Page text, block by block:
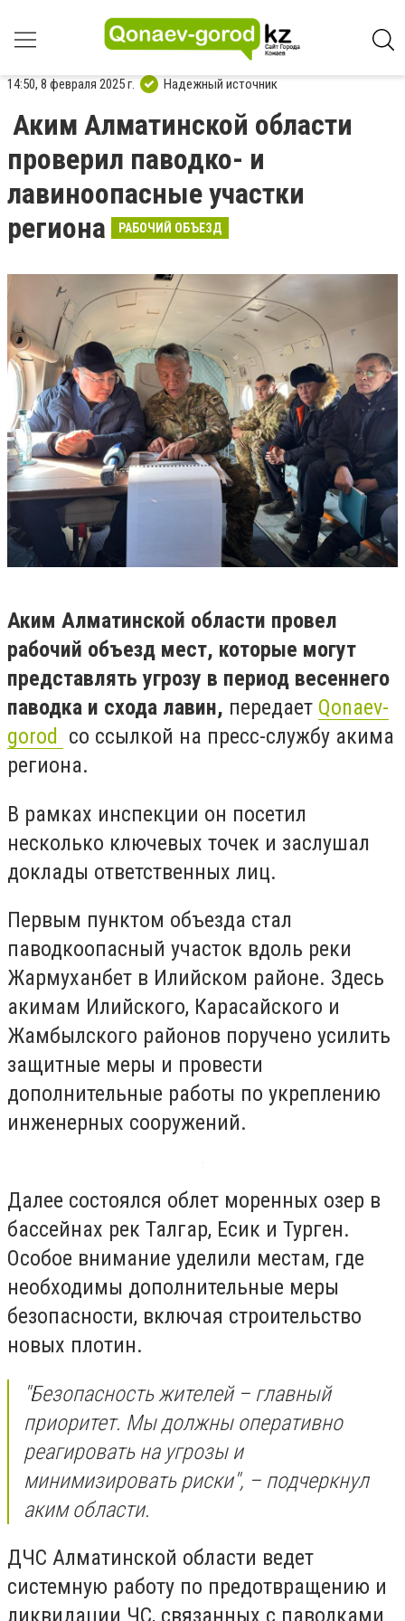
14:50, 8 февраля 2025 г. Надежный источник
Аким Алматинской области
проверил паводко- и
лавиноопасные участки
региона
РАБОЧИЙ ОБЪЕЗД
Аким Алматинской области провел
рабочий объезд мест, которые могут
представлять угрозу в период весеннего
паводка и схода лавин, передает Qonaev-
gorod со ссылкой на пресс-службу акима
региона.
В рамках инспекции он посетил
несколько ключевых точек и заслушал
доклады ответственных лиц.
Первым пунктом объезда стал
паводкоопасный участок вдоль реки
Жармуханбет в Илийском районе. Здесь
акимам Илийского, Карасайского и
Жамбылского районов поручено усилить
защитные меры и провести
дополнительные работы по укреплению
инженерных сооружений.
Далее состоялся облет моренных озер в
бассейнах рек Талгар, Есик и Турген.
Особое внимание уделили местам, где
необходимы дополнительные меры
безопасности, включая строительство
новых плотин.
"Безопасность жителей – главный
приоритет. Мы должны оперативно
реагировать на угрозы и
минимизировать риски", – подчеркнул
аким области.
ДЧС Алматинской области ведет
системную работу по предотвращению и
ликвидации ЧС, связанных с паводками